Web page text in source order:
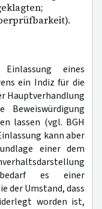
eines
ein Indiz für die
Hauptverhandlung
lassen (vgl. BGH
kann aber
einer dem
es einer
der Umstand, dass
worden ist,